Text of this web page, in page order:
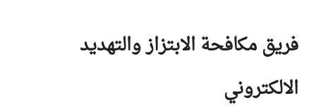
contentفريق مكافحة الابتزاز والتهديد
الالكتروني